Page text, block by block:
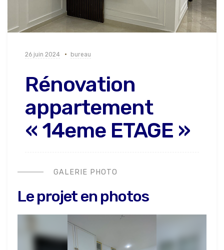
26 juin 2024 bureau
Rénovation
appartement
« 14eme ETAGE »
GALERIE PHOTO
Le projet en photos